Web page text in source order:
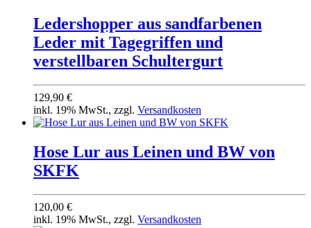
Ledershopper aus sandfarbenen
Leder mit Tagegriffen und
verstellbaren Schultergurt
129,90 €
inkl. 19% MwSt., zzgl. Versandkosten
Hose Lur aus Leinen und BW von
SKFK
120,00 €
inkl. 19% MwSt., zzgl. Versandkosten